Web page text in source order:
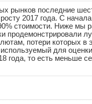
рынков последние
2017 года. С
стоимости. Ниже мы
продемонстрировали
потери которых
для
года, то есть меньше